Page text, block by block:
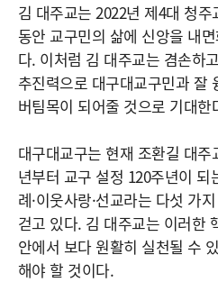
김 대주교는 2022년 제4대 청
동안 교구민의 삶에 신앙을 내
다. 이처럼 김 대주교는 겸손하
추진력으로 대구대교구민과 잘
버팀목이 되어줄 것으로 기대한
대구대교구는 현재 조환길 대
년부터 교구 설정 120주년이 되
례·이웃사랑·선교라는 다섯 가
걷고 있다. 김 대주교는 이러한
안에서 보다 원활히 실천될 수
해야 할 것이다.